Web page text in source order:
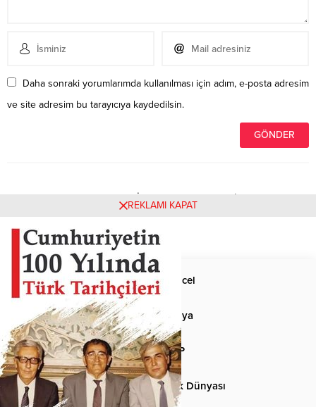
Daha sonraki yorumlarımda kullanılması için adım, e-posta adresim
ve site adresim bu tarayıcıya kaydedilsin.
Henüz yorum yapılmamış. İlk yorumu yukarıdaki form
aracılığıyla siz yapabilirsiniz.
Anasayfa Güncel
Siyaset Dünya
Spor MHP
Kültür-Sanat Türk Dünyası
REKLAMI KAPAT